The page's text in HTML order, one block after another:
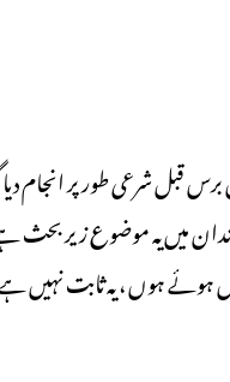
طور پر انجام دیا گیا
میں یہ موضوع زیر بحث
ہوئے ہوں ، یہ ثابت نہیں